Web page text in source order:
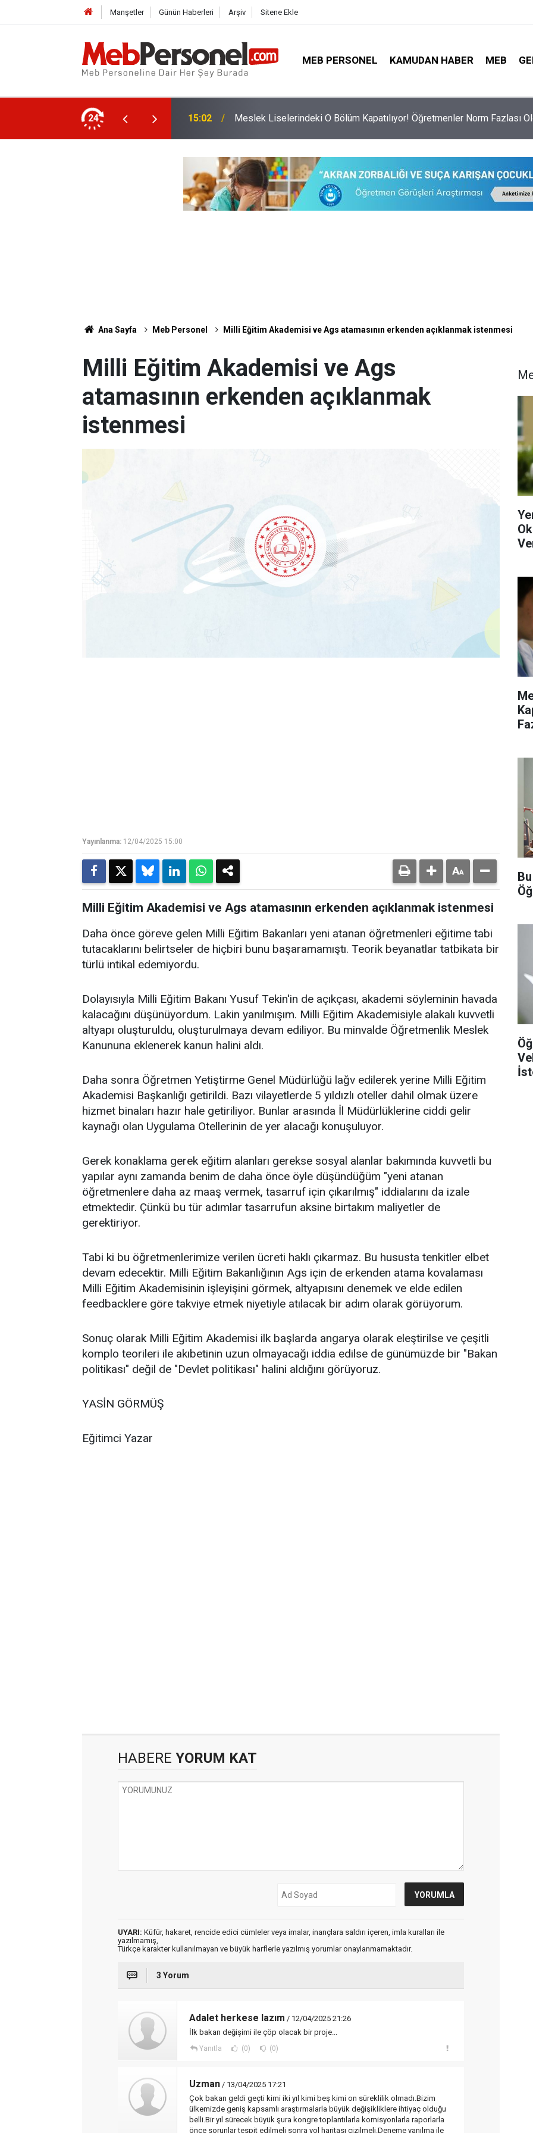
Manşetler Günün Haberleri Arşiv Sitene Ekle
MEB PERSONEL KAMUDAN HABER MEB
24
Öğretmenler Norm Fazlası Oldu 14:33 İlk Defa Yönetici Atama Tercihleri Başladı
Ana Sayfa Meb Personel Milli Eğitim Akademisi ve Ags atamasının erkenden açıklanmak istenmesi
Milli Eğitim Akademisi ve Ags
atamasının erkenden açıklanmak
istenmesi
Yayınlanma: 12/04/2025 15:00
Milli Eğitim Akademisi ve Ags atamasının erkenden açıklanmak istenmesi
Daha önce göreve gelen Milli Eğitim Bakanları yeni atanan öğretmenleri eğitime tabi
tutacaklarını belirtseler de hiçbiri bunu başaramamıştı. Teorik beyanatlar tatbikata bir
türlü intikal edemiyordu.
Dolayısıyla Milli Eğitim Bakanı Yusuf Tekin'in de açıkçası, akademi söyleminin havada
kalacağını düşünüyordum. Lakin yanılmışım. Milli Eğitim Akademisiyle alakalı kuvvetli
altyapı oluşturuldu, oluşturulmaya devam ediliyor. Bu minvalde Öğretmenlik Meslek
Kanununa eklenerek kanun halini aldı.
Daha sonra Öğretmen Yetiştirme Genel Müdürlüğü lağv edilerek yerine Milli Eğitim
Akademisi Başkanlığı getirildi. Bazı vilayetlerde 5 yıldızlı oteller dahil olmak üzere
hizmet binaları hazır hale getiriliyor. Bunlar arasında İl Müdürlüklerine ciddi gelir
kaynağı olan Uygulama Otellerinin de yer alacağı konuşuluyor.
Gerek konaklama gerek eğitim alanları gerekse sosyal alanlar bakımında kuvvetli bu
yapılar aynı zamanda benim de daha önce öyle düşündüğüm "yeni atanan
öğretmenlere daha az maaş vermek, tasarruf için çıkarılmış" iddialarını da izale
etmektedir. Çünkü bu tür adımlar tasarrufun aksine birtakım maliyetler de
gerektiriyor.
Tabi ki bu öğretmenlerimize verilen ücreti haklı çıkarmaz. Bu hususta tenkitler elbet
devam edecektir. Milli Eğitim Bakanlığının Ags için de erkenden atama kovalaması
Milli Eğitim Akademisinin işleyişini görmek, altyapısını denemek ve elde edilen
feedbacklere göre takviye etmek niyetiyle atılacak bir adım olarak görüyorum.
Sonuç olarak Milli Eğitim Akademisi ilk başlarda angarya olarak eleştirilse ve çeşitli
komplo teorileri ile akıbetinin uzun olmayacağı iddia edilse de günümüzde bir "Bakan
politikası" değil de "Devlet politikası" halini aldığını görüyoruz.
YASİN GÖRMÜŞ
Eğitimci Yazar
HABERE YORUM KAT
UYARI: Küfür, hakaret, rencide edici cümleler veya imalar, inançlara saldırı içeren, imla kuralları ile
yazılmamış,
Türkçe karakter kullanılmayan ve büyük harflerle yazılmış yorumlar onaylanmamaktadır.
3 Yorum
Adalet herkese lazım / 12/04/2025 21:26
İlk bakan değişimi ile çöp olacak bir proje...
Yanıtla (0) (0)
Uzman / 13/04/2025 17:21
Çok bakan geldi geçti kimi iki yıl kimi beş kimi on süreklilik olmadı.Bizim
ülkemizde geniş kapsamlı araştırmalarla büyük değişikliklere ihtiyaç olduğu
belli.Bir yıl sürecek büyük şura kongre toplantılarla komisyonlarla raporlarla
önce sorunlar tespit edilmeli sonra yol haritası çizilmeli.Deneme yanılma ile